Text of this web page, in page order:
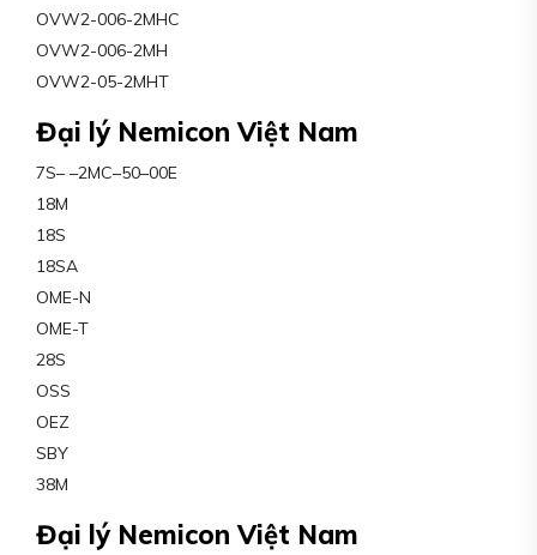
OVW2-006-2MHC
OVW2-006-2MH
OVW2-05-2MHT
Đại lý Nemicon Việt Nam
7S– –2MC–50–00E
18M
18S
18SA
OME-N
OME-T
28S
OSS
OEZ
SBY
38M
Đại lý Nemicon Việt Nam